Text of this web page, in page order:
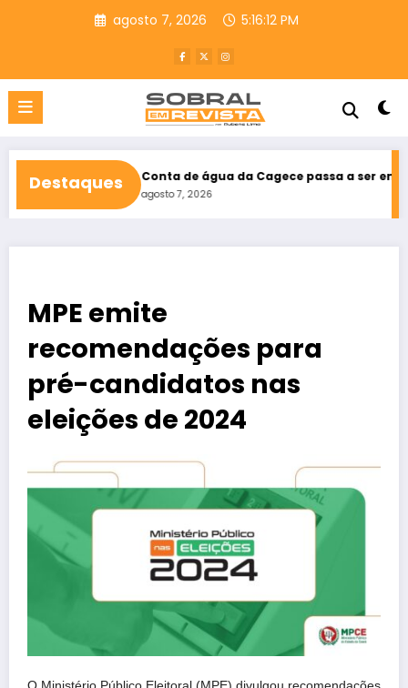
agosto 7, 2026 5:16:14 PM
Destaques
Conta de água da Cagece passa a ser emitida como
agosto 7, 2026
MPE emite
recomendações para
pré-candidatos nas
eleições de 2024